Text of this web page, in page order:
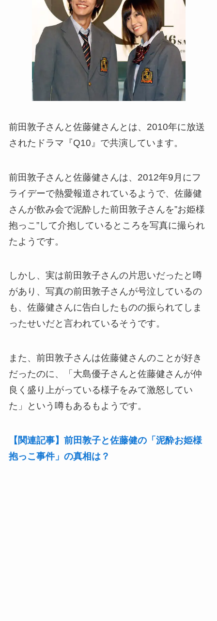
前田敦子さんと佐藤健さんとは、2010年に放送
されたドラマ『Q10』で共演しています。
前田敦子さんと佐藤健さんは、2012年9月にフ
ライデーで熱愛報道されているようで、佐藤健
さんが飲み会で泥酔した前田敦子さんを”お姫様
抱っこ”して介抱しているところを写真に撮られ
たようです。
しかし、実は前田敦子さんの片思いだったと噂
があり、写真の前田敦子さんが号泣しているの
も、佐藤健さんに告白したものの振られてしま
ったせいだと言われているそうです。
また、前田敦子さんは佐藤健さんのことが好き
だったのに、「大島優子さんと佐藤健さんが仲
良く盛り上がっている様子をみて激怒してい
た」という噂もあるもようです。
【関連記事】前田敦子と佐藤健の「泥酔お姫様
抱っこ事件」の真相は？